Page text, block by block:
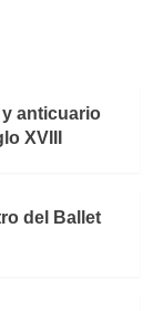
y anticuario
XVIII
del Ballet